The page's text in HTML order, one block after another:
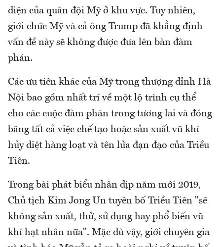
diện của quân đội Mỹ ở khu vực. Tuy nhiên,
giới chức Mỹ và cả ông Trump đã khẳng định
vấn đề này sẽ không được đưa lên bàn đàm
phán.
Các ưu tiên khác của Mỹ trong thượng đỉnh Hà
Nội bao gồm nhất trí về một lộ trình cụ thể
cho các cuộc đàm phán trong tương lai và đóng
băng tất cả việc chế tạo hoặc sản xuất vũ khí
hủy diệt hàng loạt và tên lửa đạn đạo của Triều
Tiên.
Trong bài phát biểu nhân dịp năm mới 2019,
Chủ tịch Kim Jong Un tuyên bố Triều Tiên "sẽ
không sản xuất, thử, sử dụng hay phổ biến vũ
khí hạt nhân nữa". Mặc dù vậy, giới chuyên gia